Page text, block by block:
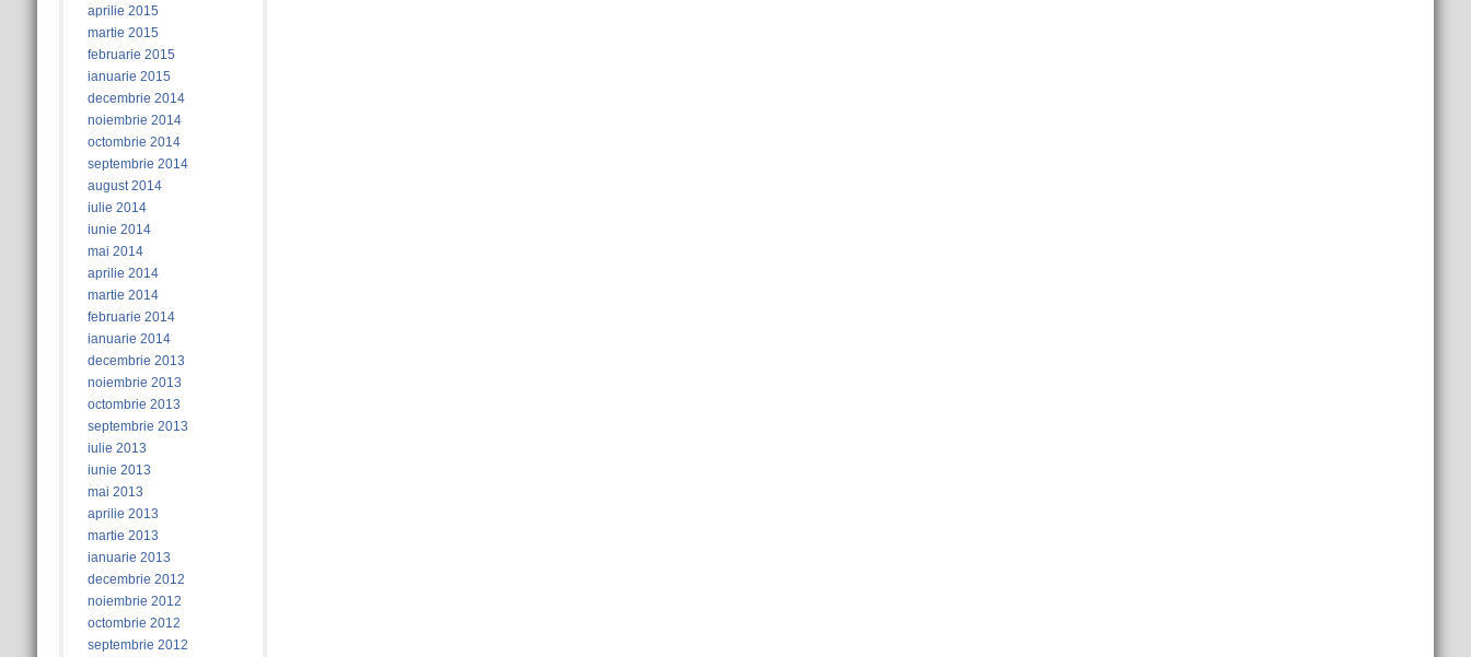
aprilie 2015
martie 2015
februarie 2015
ianuarie 2015
decembrie 2014
noiembrie 2014
octombrie 2014
septembrie 2014
august 2014
iulie 2014
iunie 2014
mai 2014
aprilie 2014
martie 2014
februarie 2014
ianuarie 2014
decembrie 2013
noiembrie 2013
octombrie 2013
septembrie 2013
iulie 2013
iunie 2013
mai 2013
aprilie 2013
martie 2013
ianuarie 2013
decembrie 2012
noiembrie 2012
octombrie 2012
septembrie 2012